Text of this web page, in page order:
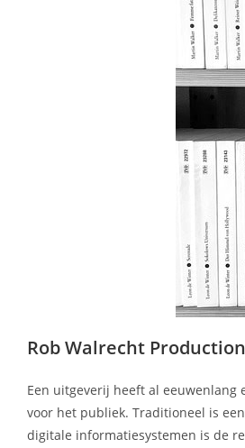
Rob Walrecht
Een uitgeverij heeft al
voor het publiek. Traditioneel is
digitale informatiesystemen is de